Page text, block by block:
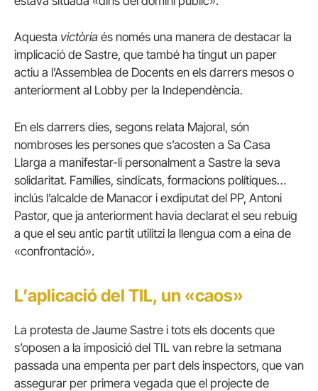
Aquesta victòria és només una manera de destacar la
implicació de Sastre, que també ha tingut un paper
actiu a l’Assemblea de Docents en els darrers mesos o
anteriorment al Lobby per la Independència.
En els darrers dies, segons relata Majoral, són
nombroses les persones que s’acosten a Sa Casa
Llarga a manifestar-li personalment a Sastre la seva
solidaritat. Famílies, sindicats, formacions polítiques…
inclús l’alcalde de Manacor i exdiputat del PP, Antoni
Pastor, que ja anteriorment havia declarat el seu rebuig
a que el seu antic partit utilitzi la llengua com a eina de
«confrontació».
L’aplicació del TIL, un «caos»
La protesta de Jaume Sastre i tots els docents que
s’oposen a la imposició del TIL van rebre la setmana
passada una empenta per part dels inspectors, que van
assegurar per primera vegada que el projecte de